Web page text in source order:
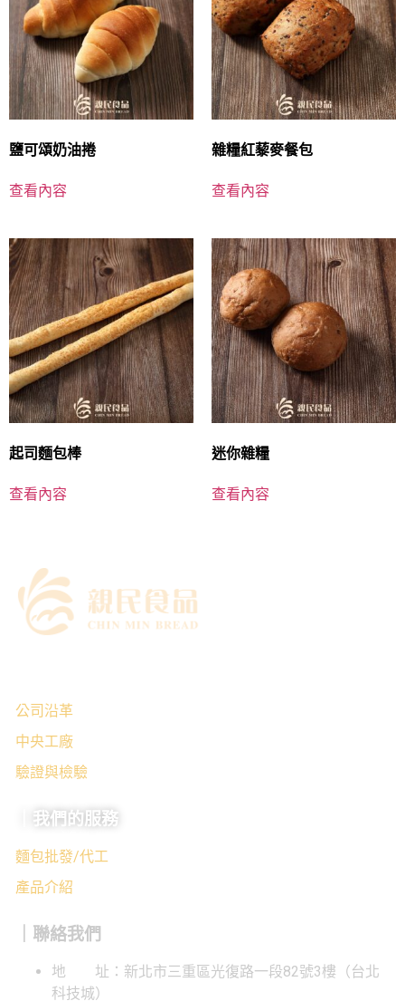
鹽可頌奶油捲
查看內容
雜糧紅藜麥餐包
查看內容
起司麵包棒
查看內容
迷你雜糧
查看內容
公司沿革
中央工廠
驗證與檢驗
｜我們的服務
麵包批發/代工
產品介紹
｜聯絡我們
地 址：新北市三重區光復路一段82號3樓（台北
科技城）